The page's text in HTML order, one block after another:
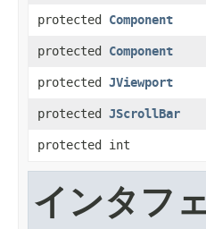
protected Component
protected Component
protected JViewport
protected JScrollBar
protected int
インタフ